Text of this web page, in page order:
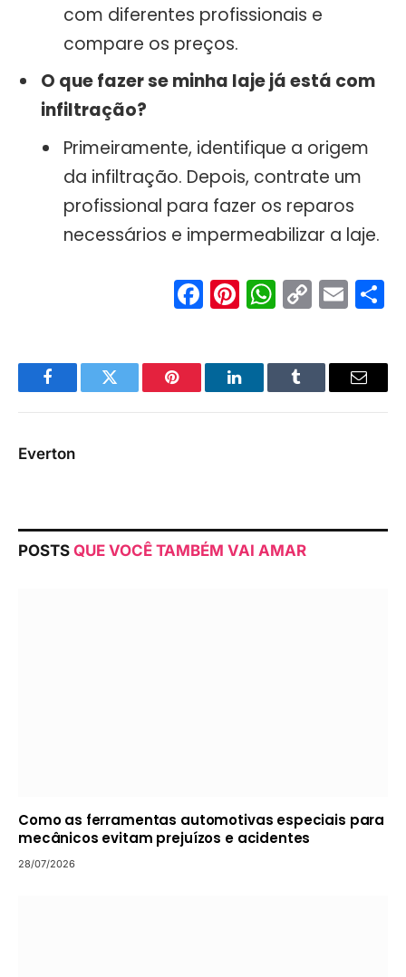
com diferentes profissionais e
compare os preços.
O que fazer se minha laje já está com
infiltração?
Primeiramente, identifique a origem
da infiltração. Depois, contrate um
profissional para fazer os reparos
necessários e impermeabilizar a laje.
Facebook
Pinterest
Copy
Link
FacebookTwitter Pinterest LinkedInTumblr Email
Everton
POSTS QUE VOCÊ TAMBÉM VAI AMAR
Como as ferramentas automotivas especiais para
mecânicos evitam prejuízos e acidentes
28/07/2026